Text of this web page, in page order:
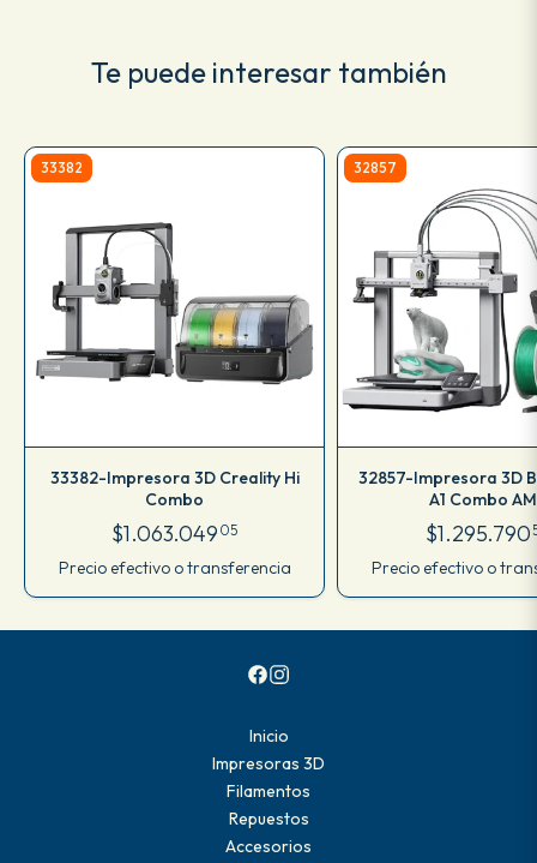
Te puede interesar también
33382
33382-Impresora 3D Creality Hi
Combo
$1.063.049 05
Precio efectivo o transferencia
32857
32857-Impresora 3D
A1 Combo
$1.295.790
Precio efectivo o
Inicio
Impresoras 3D
Filamentos
Repuestos
Accesorios